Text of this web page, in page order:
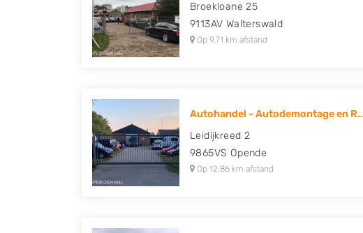
Broekloane 25
9113AV Walterswald
Op 9,71 km afstand
Autohandel - Autodemontage en R..
Leidijkreed 2
9865VS Opende
Op 12,86 km afstand